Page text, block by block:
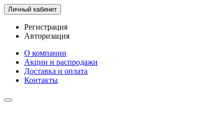
Личный кабинет
Регистрация
Авторизация
О компании
Акции и распродажи
Доставка и оплата
Контакты